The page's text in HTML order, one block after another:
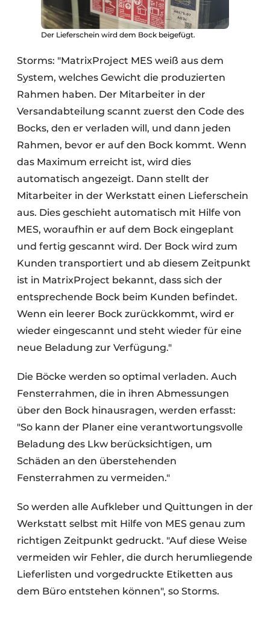
Der Lieferschein wird dem Bock beigefügt.
Storms: "MatrixProject MES weiß aus dem
System, welches Gewicht die produzierten
Rahmen haben. Der Mitarbeiter in der
Versandabteilung scannt zuerst den Code des
Bocks, den er verladen will, und dann jeden
Rahmen, bevor er auf den Bock kommt. Wenn
das Maximum erreicht ist, wird dies
automatisch angezeigt. Dann stellt der
Mitarbeiter in der Werkstatt einen Lieferschein
aus. Dies geschieht automatisch mit Hilfe von
MES, woraufhin er auf dem Bock eingeplant
und fertig gescannt wird. Der Bock wird zum
Kunden transportiert und ab diesem Zeitpunkt
ist in MatrixProject bekannt, dass sich der
entsprechende Bock beim Kunden befindet.
Wenn ein leerer Bock zurückkommt, wird er
wieder eingescannt und steht wieder für eine
neue Beladung zur Verfügung."
Die Böcke werden so optimal verladen. Auch
Fensterrahmen, die in ihren Abmessungen
über den Bock hinausragen, werden erfasst:
"So kann der Planer eine verantwortungsvolle
Beladung des Lkw berücksichtigen, um
Schäden an den überstehenden
Fensterrahmen zu vermeiden."
So werden alle Aufkleber und Quittungen in der
Werkstatt selbst mit Hilfe von MES genau zum
richtigen Zeitpunkt gedruckt. "Auf diese Weise
vermeiden wir Fehler, die durch herumliegende
Lieferlisten und vorgedruckte Etiketten aus
dem Büro entstehen können", so Storms.